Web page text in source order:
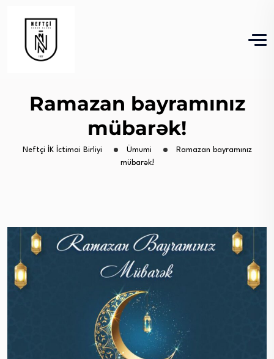
Ramazan bayramınız
mübarək!
Neftçi İK İctimai Birliyi Ümumi
Ramazan bayramınız
mübarək!